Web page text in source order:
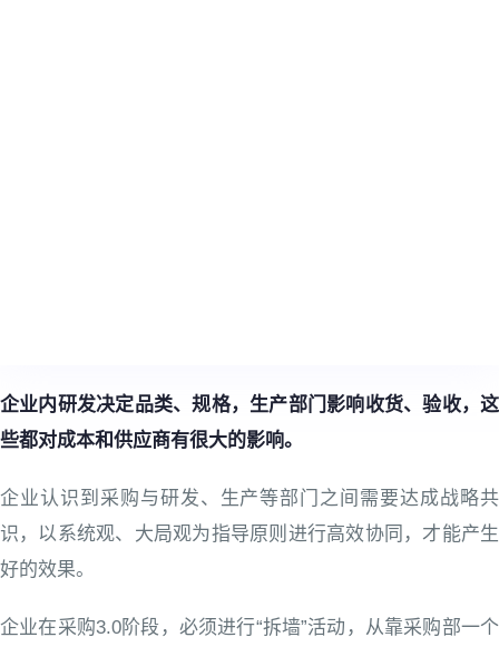
企业内研发决定品类、规格，生产部门影响收货、验收，这
些都对成本和供应商有很大的影响。
企业认识到采购与研发、生产等部门之间需要达成战略共
识，以系统观、大局观为指导原则进行高效协同，才能产生
好的效果。
企业在采购3.0阶段，必须进行“拆墙”活动，从靠采购部一个